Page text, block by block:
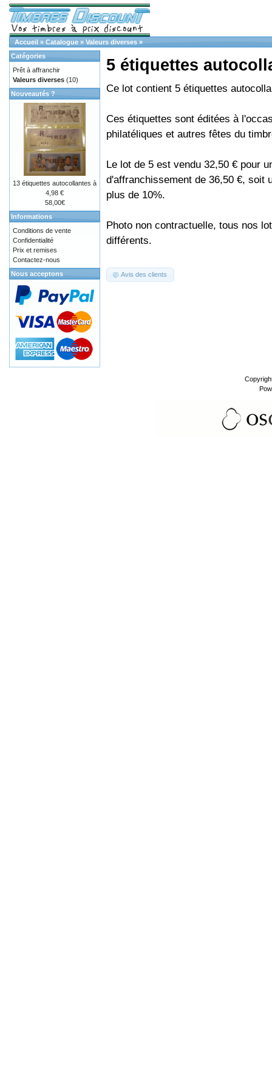
Accueil » Catalogue » Valeurs diverses »
5 étiquettes
Ce lot contient 5 étiquettes
Ces étiquettes sont éditées à
philatéliques et autres fêtes du
Le lot de 5 est vendu 32,50 € pour
d'affranchissement de 36,50 €, soit
plus de 10%.
Photo non contractuelle, tous nos
différents.
Avis des clients
Catégories
Prêt à affranchir
Valeurs diverses (10)
Nouveautés ?
13 étiquettes autocollantes à
4,98 €
58,00€
Informations
Conditions de vente
Confidentialité
Prix et remises
Contactez-nous
Nous acceptons